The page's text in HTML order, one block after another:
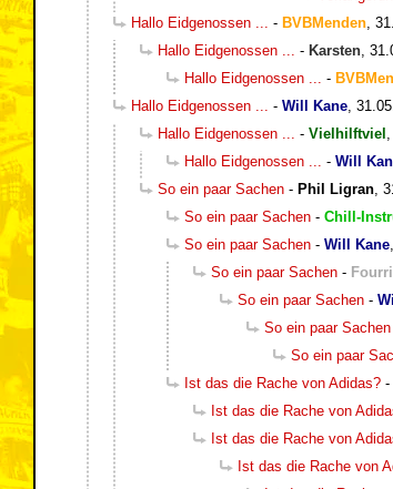
Hallo Eidgenossen ...
- BVBMenden
Hallo Eidgenossen ...
- Karsten
Hallo Eidgenossen ...
-
Hallo Eidgenossen ...
- Will Kane
Hallo Eidgenossen ...
- Vielhilftviel
Hallo Eidgenossen ...
- Will
So ein paar Sachen - Phil Ligran
So ein paar Sachen - Chill-
So ein paar Sachen - Will Kane
So ein paar Sachen -
So ein paar Sachen -
So ein paar Sachen
So ein paar
Ist das die Rache von Adidas? -
Ist das die Rache von
Ist das die Rache von
Ist das die Rache von